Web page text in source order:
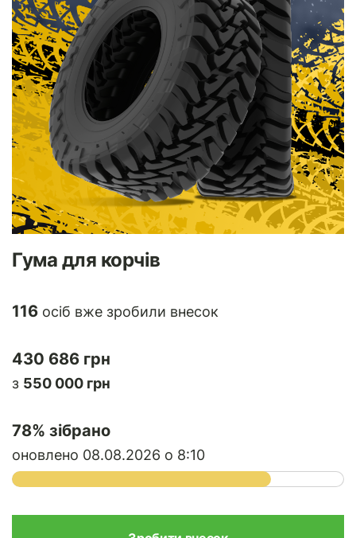
Гума для корчів
116 осіб вже зробили внесок
430 686 грн
з 550 000 грн
78% зібрано
оновлено 08.08.2026 о 8:10